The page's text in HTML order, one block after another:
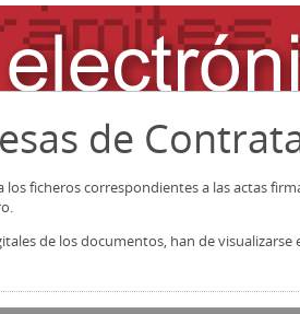
de
los ficheros correspondientes a las actas
de los documentos, han de visualizarse